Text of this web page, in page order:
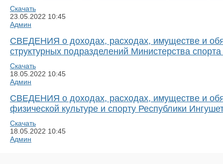
Скачать
23.05.2022 10:45
Админ
СВЕДЕНИЯ о доходах, расходах, имуществе и
структурных подразделений Министерства
Скачать
18.05.2022 10:45
Админ
СВЕДЕНИЯ о доходах, расходах, имуществе и
физической культуре и спорту Республики
Скачать
18.05.2022 10:45
Админ